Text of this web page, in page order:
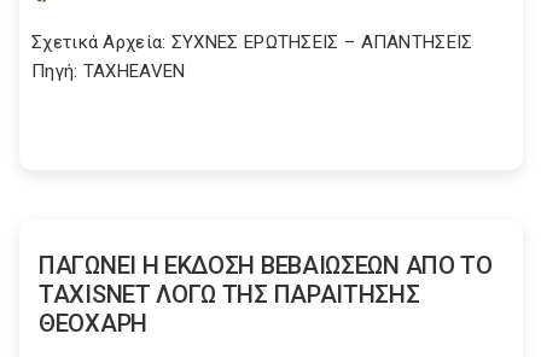
Σχετικά Αρχεία: ΣΥΧΝΕΣ ΕΡΩΤΗΣΕΙΣ – ΑΠΑΝΤΗΣΕΙΣ
Πηγή: TAXHEAVEN
ΠΑΓΩΝΕΙ Η ΕΚΔΟΣΗ ΒΕΒΑΙΩΣΕΩΝ ΑΠΟ ΤΟ
TAXISNET ΛΟΓΩ ΤΗΣ ΠΑΡΑΙΤΗΣΗΣ
ΘΕΟΧΑΡΗ